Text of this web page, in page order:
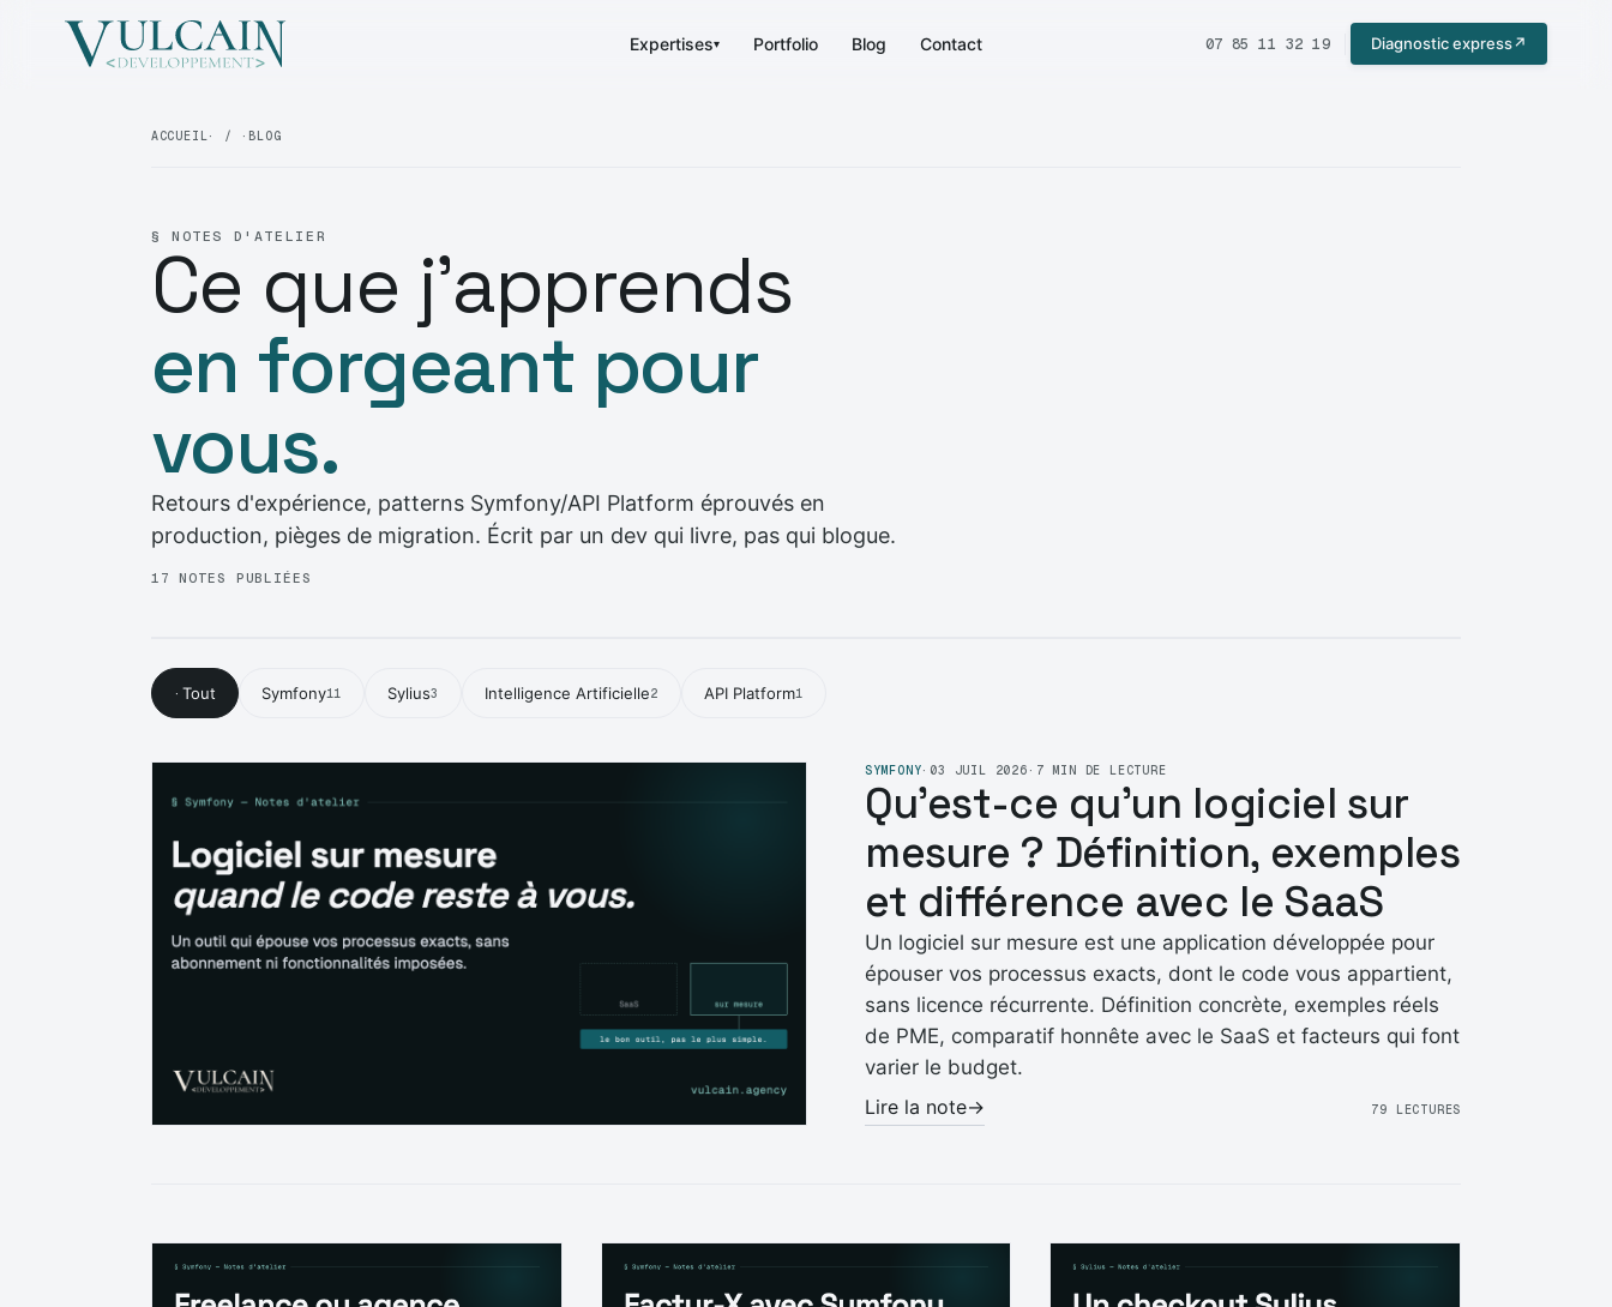
Expertises▾ Portfolio Blog Contact 07 85 11 32 19 Diagnostic express↗
ACCUEIL· / · BLOG
§ NOTES D'ATELIER
Ce que j'apprends
en forgeant pour
vous.
Retours d'expérience, patterns Symfony/API Platform éprouvés en
production, pièges de migration. Écrit par un dev qui livre, pas qui blogue.
17 NOTES PUBLIÉES
· Tout Symfony11 Sylius3 Intelligence Artificielle2 API Platform1
SYMFONY· 03 JUIL 2026 · 7 MIN DE LECTURE
Qu'est-ce qu'un logiciel sur
mesure ? Définition, exemples
et différence avec le SaaS
Un logiciel sur mesure est une application développée pour
épouser vos processus exacts, dont le code vous appartient,
sans licence récurrente. Définition concrète, exemples réels
de PME, comparatif honnête avec le SaaS et facteurs qui font
varier le budget.
Lire la note→ 79 LECTURES